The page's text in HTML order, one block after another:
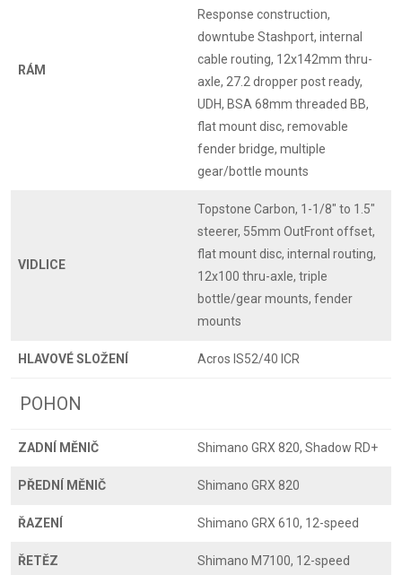
RÁM
Response construction,
downtube Stashport, internal
cable routing, 12x142mm thru-
axle, 27.2 dropper post ready,
UDH, BSA 68mm threaded BB,
flat mount disc, removable
fender bridge, multiple
gear/bottle mounts
VIDLICE
Topstone Carbon, 1-1/8" to 1.5"
steerer, 55mm OutFront offset,
flat mount disc, internal routing,
12x100 thru-axle, triple
bottle/gear mounts, fender
mounts
HLAVOVÉ SLOŽENÍ Acros IS52/40 ICR
POHON
ZADNÍ MĚNIČ Shimano GRX 820, Shadow RD+
PŘEDNÍ MĚNIČ Shimano GRX 820
ŘAZENÍ Shimano GRX 610, 12-speed
ŘETĚZ Shimano M7100, 12-speed